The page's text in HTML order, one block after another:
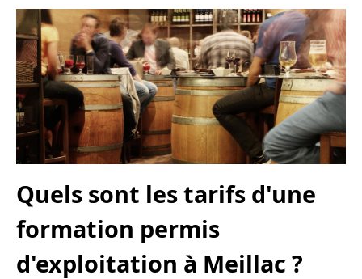
Quels sont les tarifs d'une
formation permis
d'exploitation à Meillac ?